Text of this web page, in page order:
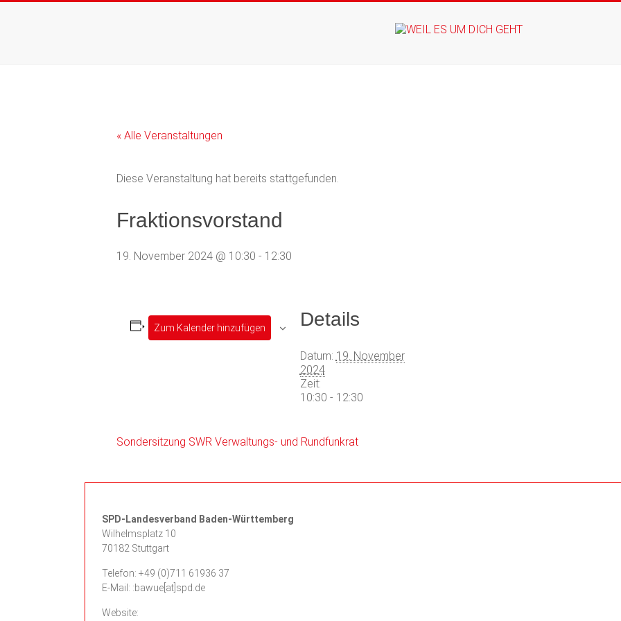
WEIL ES UM DICH
« Alle Veranstaltungen
Diese Veranstaltung hat bereits stattgefunden.
Fraktionsvorstand
19. November 2024 @ 10:30 - 12:30
Zum Kalender hinzufügen Details
Datum: 19. November
2024
Zeit:
10:30 - 12:30
Sondersitzung SWR Verwaltungs- und Rundfunkrat
SPD-Landesverband Baden-Württemberg
Wilhelmsplatz 10
70182 Stuttgart
Telefon: +49 (0)711 61936 37
E-Mail: :bawue[at]spd.de
Website: